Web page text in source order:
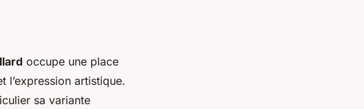
occupe une place
l’expression artistique.
sa variante